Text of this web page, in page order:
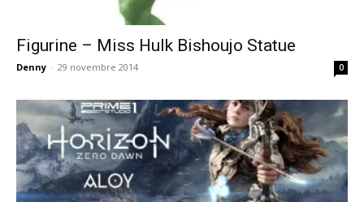
Figurine – Miss Hulk Bishoujo Statue
Denny - 29 novembre 2014 0